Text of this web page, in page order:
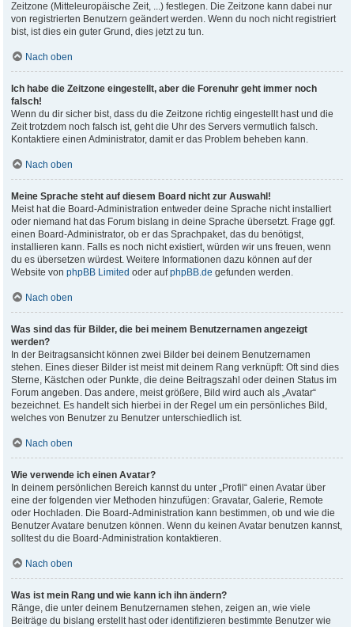
Zeitzone (Mitteleuropäische Zeit, ...) festlegen. Die Zeitzone kann dabei nur
von registrierten Benutzern geändert werden. Wenn du noch nicht registriert
bist, ist dies ein guter Grund, dies jetzt zu tun.
Nach oben
Ich habe die Zeitzone eingestellt, aber die Forenuhr geht immer noch
falsch!
Wenn du dir sicher bist, dass du die Zeitzone richtig eingestellt hast und die
Zeit trotzdem noch falsch ist, geht die Uhr des Servers vermutlich falsch.
Kontaktiere einen Administrator, damit er das Problem beheben kann.
Nach oben
Meine Sprache steht auf diesem Board nicht zur Auswahl!
Meist hat die Board-Administration entweder deine Sprache nicht installiert
oder niemand hat das Forum bislang in deine Sprache übersetzt. Frage ggf.
einen Board-Administrator, ob er das Sprachpaket, das du benötigst,
installieren kann. Falls es noch nicht existiert, würden wir uns freuen, wenn
du es übersetzen würdest. Weitere Informationen dazu können auf der
Website vonphpBB Limited oder aufphpBB.de gefunden werden.
Nach oben
Was sind das für Bilder, die bei meinem Benutzernamen angezeigt
werden?
In der Beitragsansicht können zwei Bilder bei deinem Benutzernamen
stehen. Eines dieser Bilder ist meist mit deinem Rang verknüpft: Oft sind dies
Sterne, Kästchen oder Punkte, die deine Beitragszahl oder deinen Status im
Forum angeben. Das andere, meist größere, Bild wird auch als „Avatar“
bezeichnet. Es handelt sich hierbei in der Regel um ein persönliches Bild,
welches von Benutzer zu Benutzer unterschiedlich ist.
Nach oben
Wie verwende ich einen Avatar?
In deinem persönlichen Bereich kannst du unter „Profil“ einen Avatar über
eine der folgenden vier Methoden hinzufügen: Gravatar, Galerie, Remote
oder Hochladen. Die Board-Administration kann bestimmen, ob und wie die
Benutzer Avatare benutzen können. Wenn du keinen Avatar benutzen kannst,
solltest du die Board-Administration kontaktieren.
Nach oben
Was ist mein Rang und wie kann ich ihn ändern?
Ränge, die unter deinem Benutzernamen stehen, zeigen an, wie viele
Beiträge du bislang erstellt hast oder identifizieren bestimmte Benutzer wie